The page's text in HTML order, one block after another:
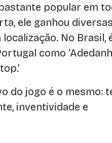
popular em
ele ganhou diversas
No Brasil,
como
do jogo é o mesmo:
inventividade e